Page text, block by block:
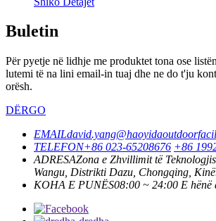
Buletin
Për pyetje në lidhje me produktet tona ose
lutemi të na lini email-in tuaj dhe ne do t'ju
orësh.
DËRGO
EMAIL
TELEFON+86 023-65208676 +86
ADRESAZona e Zhvillimit të
Wangu, Distrikti Dazu, Chongqing,
KOHA E PUNËS08:00 ~ 24:00 E hënë